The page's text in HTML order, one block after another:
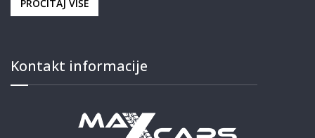
PROČITAJ VIŠE
Kontakt informacije